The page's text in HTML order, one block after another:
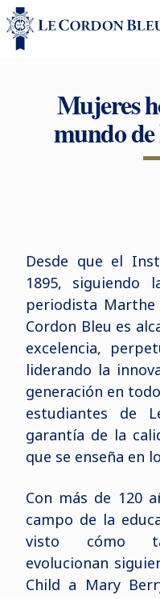
Mujeres
mundo
Desde que el
1895, siguiendo
periodista
Cordon Bleu es
excelencia,
liderando la
generación en
estudiantes de
garantía de la
que se enseña en
Con más de 120
campo de la
visto cómo
evolucionan
Child a Mary